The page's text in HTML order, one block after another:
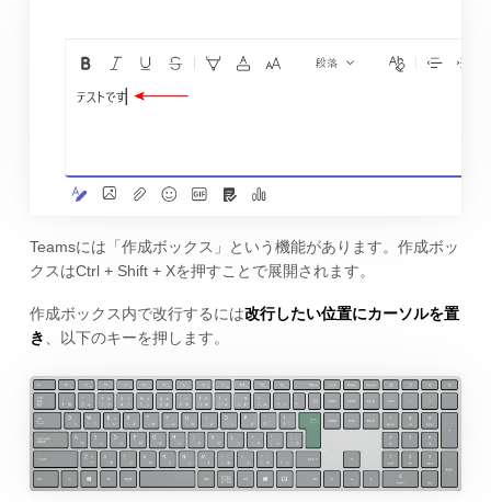
Teamsには「作成ボックス」という機能があります。作成ボッ
クスはCtrl + Shift + Xを押すことで展開されます。
作成ボックス内で改行するには改行したい位置にカーソルを置
き
、以下のキーを押します。